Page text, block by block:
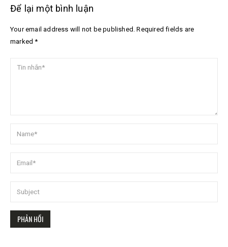
Để lại một bình luận
Your email address will not be published. Required fields are
marked *